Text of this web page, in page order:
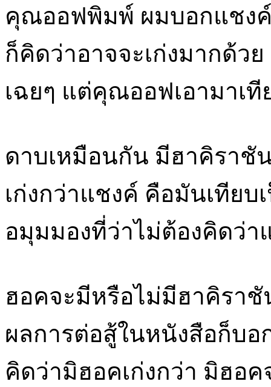
คุณออฟพิมพ์ ผมบอกแชง
ก็คิดว่าอาจจะเก่งมากด้ว
เฉยๆ แต่คุณออฟเอามาเ
ดาบเหมือนกัน มีฮาคิราชั
เก่งกว่าแชงค์ คือมันเทีย
อมุมมองที่ว่าไม่ต้องคิดว่
ฮอคจะมีหรือไม่มีฮาคิรา
ผลการต่อสู้ในหนังสือก็บอ
คิดว่ามิฮอคเก่งกว่า มิฮอ